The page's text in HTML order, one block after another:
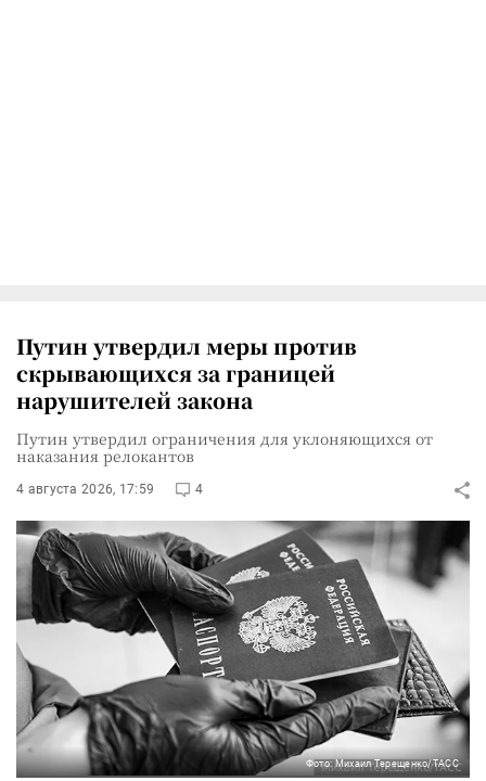
Путин утвердил меры против
скрывающихся за границей
нарушителей закона
Путин утвердил ограничения для уклоняющихся от
наказания релокантов
4 августа 2026, 17:59 4
Фото: Михаил Терещенко/ТАСС